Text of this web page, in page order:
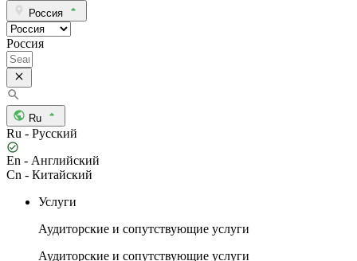
Россия
Россия
Ru
Ru - Русский
En - Английский
Cn - Китайский
Услуги
Аудиторские и сопутствующие услуги
Аудиторские и сопутствующие услуги